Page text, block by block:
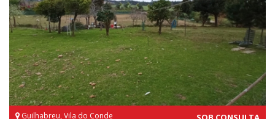
Guilhabreu, Vila do Conde